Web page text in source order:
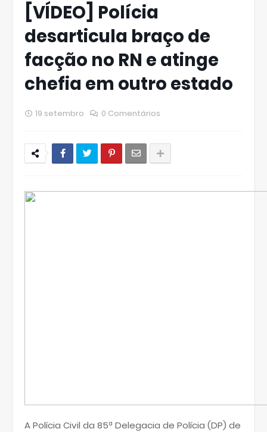
[VÍDEO] Polícia
desarticula braço de
facção no RN e atinge
chefia em outro estado
19 setembro 0 Comentários
A Polícia Civil da 85ª Delegacia de Polícia (DP) de